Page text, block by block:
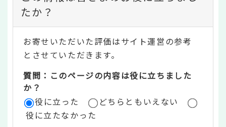
ン
テ
ン
ツ
評
価
たか？
お寄せいただいた評価はサイト運営の参考
とさせていただきます。
質問：このページの内容は役に立ちました
か？
役に立った
どちらともいえない
役に立たなかった